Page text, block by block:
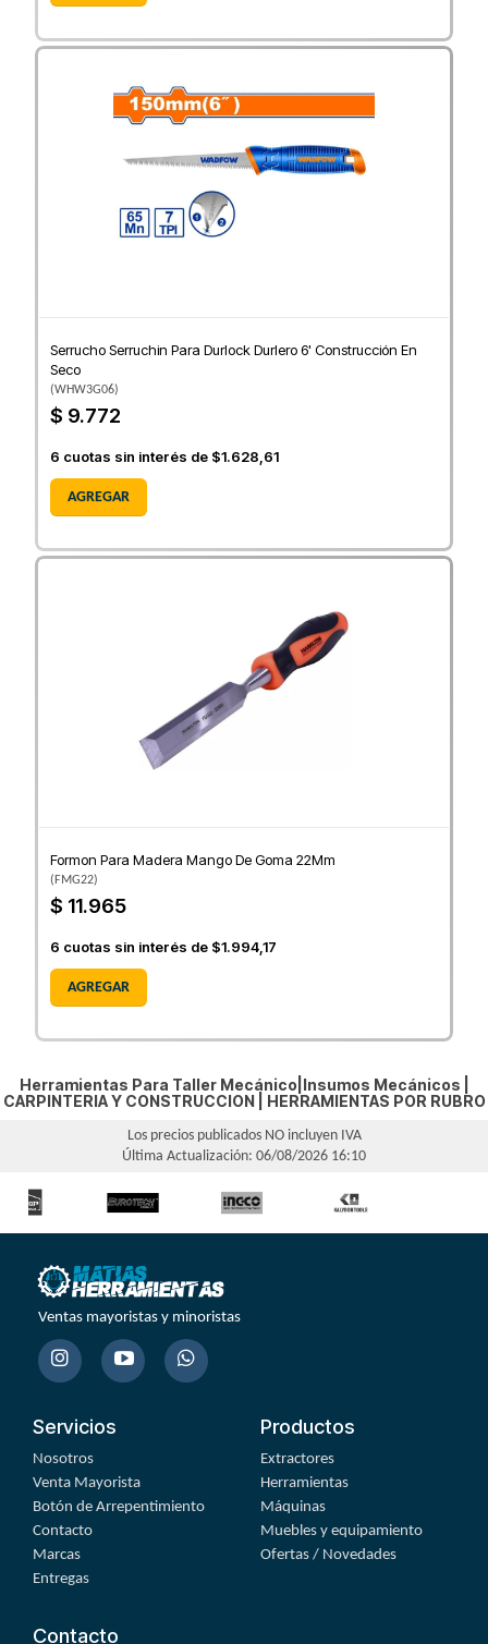
Serrucho Serruchin Para Durlock Durlero 6' Construcción En
Seco
(WHW3G06)
$ 9.772
6 cuotas sin interés de $1.628,61
AGREGAR
Formon Para Madera Mango De Goma 22Mm
(FMG22)
$ 11.965
6 cuotas sin interés de $1.994,17
AGREGAR
Herramientas Para Taller Mecánico|Insumos Mecánicos |
CARPINTERIA Y CONSTRUCCION| HERRAMIENTAS POR RUBRO
Los precios publicados NO incluyen IVA
Última Actualización: 06/08/2026 16:10
Ventas mayoristas y minoristas
Servicios
Nosotros
Venta Mayorista
Botón de Arrepentimiento
Contacto
Marcas
Entregas
Productos
Extractores
Herramientas
Máquinas
Muebles y equipamiento
Ofertas / Novedades
Contacto